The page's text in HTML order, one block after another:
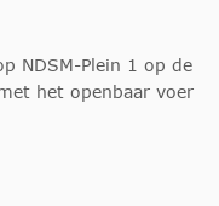
NDSM-Plein 1 op de
het openbaar voer